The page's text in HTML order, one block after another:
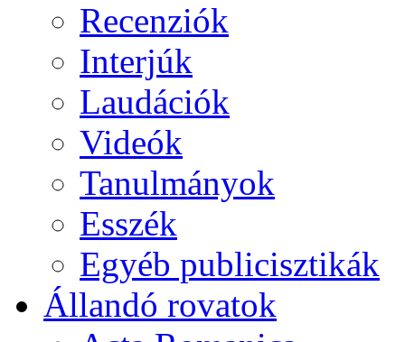
Recenziók
Interjúk
Laudációk
Videók
Tanulmányok
Esszék
Egyéb publicisztikák
Állandó rovatok